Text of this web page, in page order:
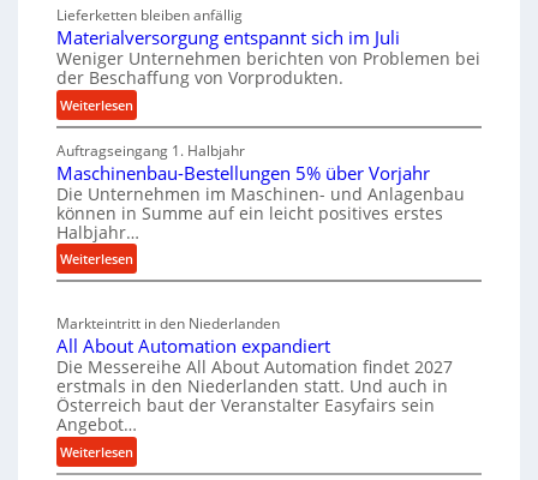
t
z
t
i
l
e
n
n
i
g
e
W
z
e
u
p
r
o
t
s
h
e
W
s
h
a
f
t
Lieferketten bleiben anfällig
Materialversorgung entspannt sich im Juli
Weniger Unternehmen berichten von Problemen bei
der Beschaffung von Vorprodukten.
Weiterlesen:
M
a
t
e
r
i
a
l
e
r
s
o
u
Auftragseingang 1. Halbjahr
Maschinenbau-Bestellungen 5% über Vorjahr
Die Unternehmen im Maschinen- und Anlagenbau
können in Summe auf ein leicht positives erstes
Halbjahr…
Weiterlesen:
M
s
c
h
i
n
e
n
Markteintritt in den Niederlanden
All About Automation expandiert
Die Messereihe All About Automation findet 2027
erstmals in den Niederlanden statt. Und auch in
Österreich baut der Veranstalter Easyfairs sein
Angebot…
Weiterlesen:
A